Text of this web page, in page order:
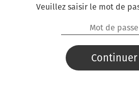
Veuillez saisir le mot de